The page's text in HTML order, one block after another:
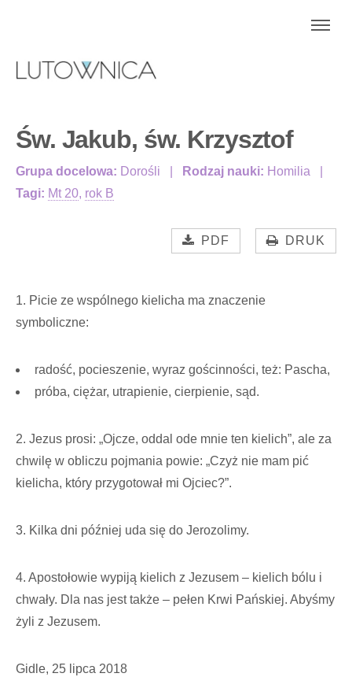
Św. Jakub, św. Krzysztof
Grupa docelowa: Dorośli Rodzaj nauki: Homilia
Tagi: Mt 20, rok B
PDF DRUK
1. Picie ze wspólnego kielicha ma znaczenie
symboliczne:
radość, pocieszenie, wyraz gościnności, też: Pascha,
próba, ciężar, utrapienie, cierpienie, sąd.
2. Jezus prosi: „Ojcze, oddal ode mnie ten kielich”, ale za
chwilę w obliczu pojmania powie: „Czyż nie mam pić
kielicha, który przygotował mi Ojciec?”.
3. Kilka dni później uda się do Jerozolimy.
4. Apostołowie wypiją kielich z Jezusem – kielich bólu i
chwały. Dla nas jest także – pełen Krwi Pańskiej. Abyśmy
żyli z Jezusem.
Gidle, 25 lipca 2018